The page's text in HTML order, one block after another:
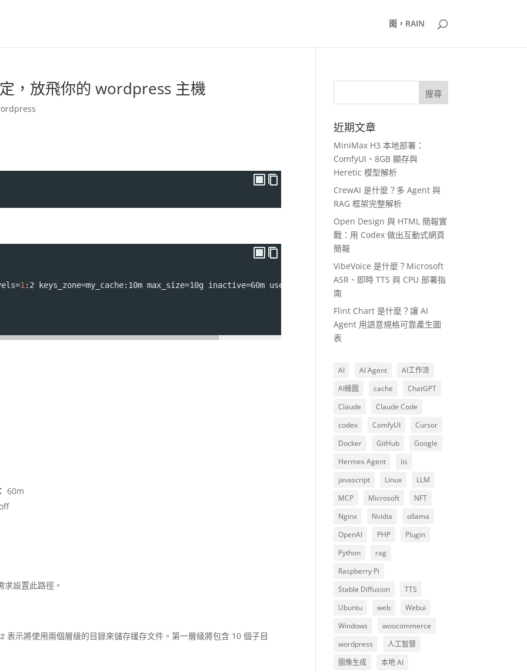
雨，RAIN
，放飛你的 wordpress 主機
=1 :2 keys_zone=my_cache:10m max_size=10g inactive=60m use_temp_path = off;
60m
設置此路徑。
表示將使用兩個層級的目錄來儲存緩存文件。第一層級將包含 10 個子目
近期文章
MiniMax H3 本地部署：
ComfyUI、8GB 顯存與
Heretic 模型解析
CrewAI 是什麼？多 Agent 與
RAG 框架完整解析
Open Design 與 HTML 簡報實
戰：用 Codex 做出互動式網頁
簡報
VibeVoice 是什麼？Microsoft
ASR、即時 TTS 與 CPU 部署指
南
Flint Chart 是什麼？讓 AI
Agent 用語意規格可靠產生圖
表
AI AI Agent
AI工作流
AI繪圖
cache
ChatGPT
Claude
Claude Code
codex
ComfyUI
Cursor
Docker
GitHub
Google
Hermes Agent
iis
javascript
Linux
LLM
MCP
Microsoft
NFT
Nginx
Nvidia
ollama
OpenAI
PHP
Plugin
Python
rag
Raspberry Pi
Stable Diffusion
TTS
Ubuntu
web
Webui
Windows
woocommerce
wordpress
人工智慧
圖像生成
本地 AI